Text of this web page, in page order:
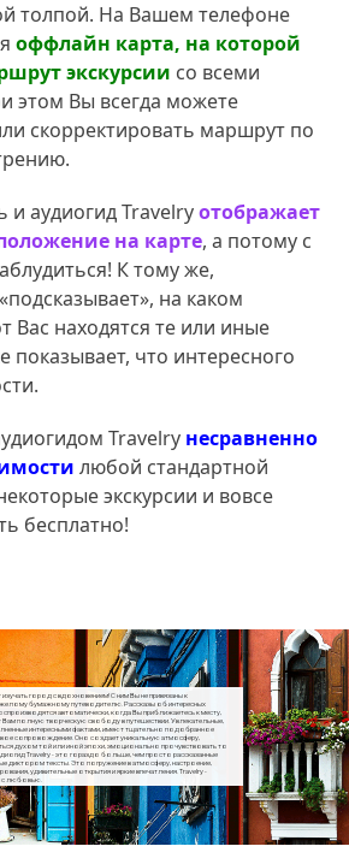
толпой. На Вашем телефоне
оффлайн карта, на которой
экскурсии со всеми
этом Вы всегда можете
скорректировать маршрут по
и аудиогид Travelryотображает
на карте, а потому с
К тому же,
на каком
Вас находятся те или иные
показывает, что интересного
Travelry несравненно
любой стандартной
экскурсии и вовсе
бесплатно!
город с вдохновением! С ним Вы не привязаны к
бумажному путеводителю. Рассказы об интересных
автоматически, когда Вы приближаетесь к месту,
Вам полную творческую свободу в путешествии. Увлекательные,
интересными фактами, имеют тщательно подобранное
сопровождение. Оно создает уникальную атмосферу,
духом той или иной эпохи, эмоционально прочувствовать то
Travelry - это гораздо больше, чем просто рассказанные
диктором тексты. Это погружение в атмосферу, настроение,
удивительные открытия и яркие впечатления. Travelry -
с любовью.